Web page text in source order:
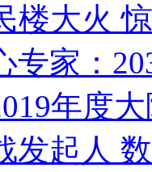
楼大火
专家：
年度
发起人